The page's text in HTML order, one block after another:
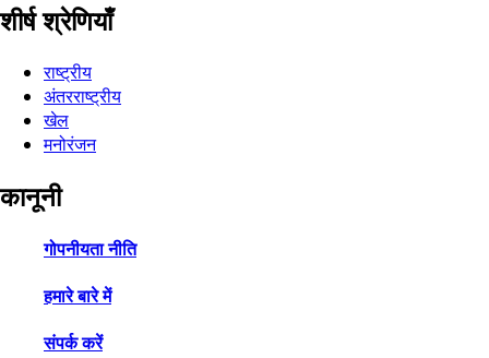
शीर्ष श्रेणियाँ
राष्ट्रीय
अंतरराष्ट्रीय
खेल
मनोरंजन
कानूनी
गोपनीयता नीति
हमारे बारे में
संपर्क करें